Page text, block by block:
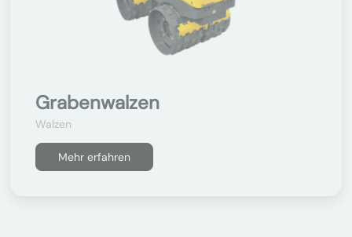
Grabenwalzen
Walzen
Mehr erfahren